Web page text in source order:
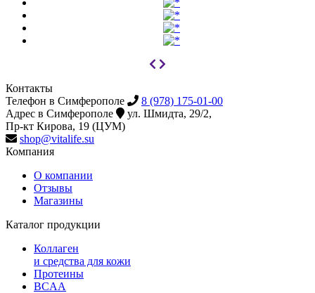
Контакты
Телефон в Симферополе
8 (978) 175-01-00
Адрес в Симферополе
ул. Шмидта, 29/2,
Пр-кт Кирова, 19 (ЦУМ)
shop@vitalife.su
Компания
О компании
Отзывы
Магазины
Каталог продукции
Коллаген
и средства для кожи
Протеины
BCAA